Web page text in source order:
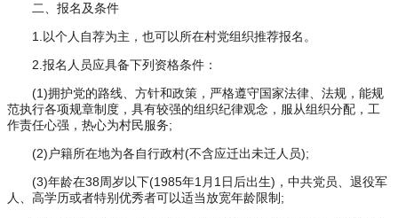
二、报名及条件
1.以个人自荐为主，也可以所在村党组织推荐报名。
2.报名人员应具备下列资格条件：
(1)拥护党的路线、方针和政策，严格遵守国家法律、法规，能规
范执行各项规章制度，具有较强的组织纪律观念，服从组织分配，工
作责任心强，热心为村民服务;
(2)户籍所在地为各自行政村(不含应迁出未迁人员);
(3)年龄在38周岁以下(1985年1月1日后出生)，中共党员、退役军
人、高学历或者特别优秀者可以适当放宽年龄限制;